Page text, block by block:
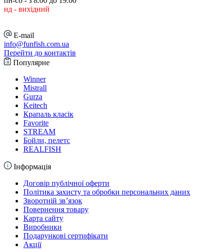
нд - вихідний
E-mail
info@funfish.com.ua
Перейти до контактів
Популярне
Winner
Mistrall
Gurza
Keitech
Крапаль класік
Favorite
STREAM
Бойли, пелетс
REALFISH
Інформація
Договір публічної оферти
Політика захисту та обробки персональних даних
Зворотній зв’язок
Повернення товару
Карта сайту
Виробники
Подарункові сертифікати
Акції